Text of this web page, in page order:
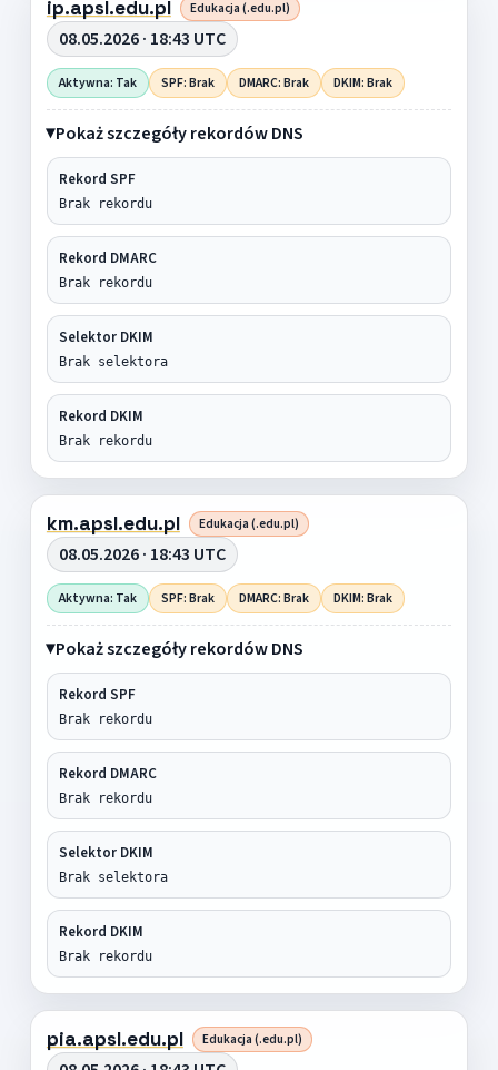
ip.apsl.edu.pl Edukacja (.edu.pl)
08.05.2026 · 18:43 UTC
Aktywna: Tak SPF: Brak DMARC: Brak DKIM: Brak
Pokaż szczegóły rekordów DNS
Rekord SPF
Brak rekordu
Rekord DMARC
Brak rekordu
Selektor DKIM
Brak selektora
Rekord DKIM
Brak rekordu
km.apsl.edu.pl Edukacja (.edu.pl)
08.05.2026 · 18:43 UTC
Aktywna: Tak SPF: Brak DMARC: Brak DKIM: Brak
Pokaż szczegóły rekordów DNS
Rekord SPF
Brak rekordu
Rekord DMARC
Brak rekordu
Selektor DKIM
Brak selektora
Rekord DKIM
Brak rekordu
pia.apsl.edu.pl Edukacja (.edu.pl)